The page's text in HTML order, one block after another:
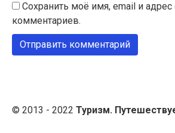
Сохранить моё имя, email и
комментариев.
© 2013 - 2022 Туризм.